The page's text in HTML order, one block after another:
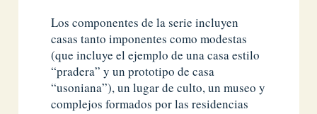
Los componentes de la serie incluyen
casas tanto imponentes como modestas
(que incluye el ejemplo de una casa estilo
“pradera” y un prototipo de casa
“usoniana”), un lugar de culto, un museo y
complejos formados por las residencias